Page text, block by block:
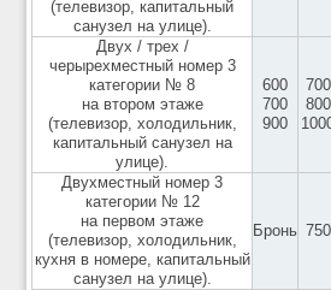
(телевизор, капитальный
санузел на улице).
Двух / трех /
черырехместный номер 3
категории № 8
на втором этаже
(телевизор, холодильник,
капитальный санузел на
улице).
600
700
900
700
800
Двухместный номер 3
категории № 12
на первом этаже
(телевизор, холодильник,
кухня в номере, капитальный
санузел на улице).
Бронь 750